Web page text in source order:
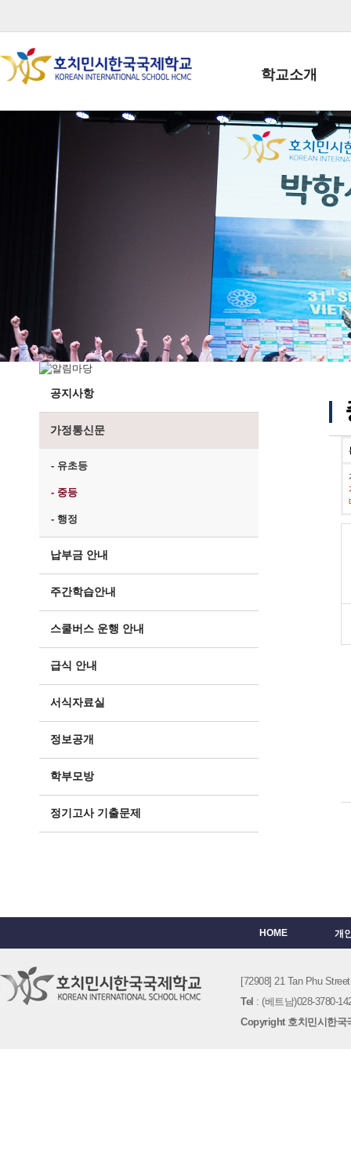
학교소개
학교장인사말
학생회장인사말
학교상징
학교 CI
교직원현황
학생현황
위치/전화
전경사진
공지사항
가정통신문
- 유초등
- 중등
- 행정
납부금 안내
주간학습안내
스쿨버스 운행 안내
급식 안내
서식자료실
정보공개
학부모방
정기고사 기출문제
HOME 개
[72908] 21 Tan Phu
Tel : (베트남)028-3780-
Copyright 호치민시한국